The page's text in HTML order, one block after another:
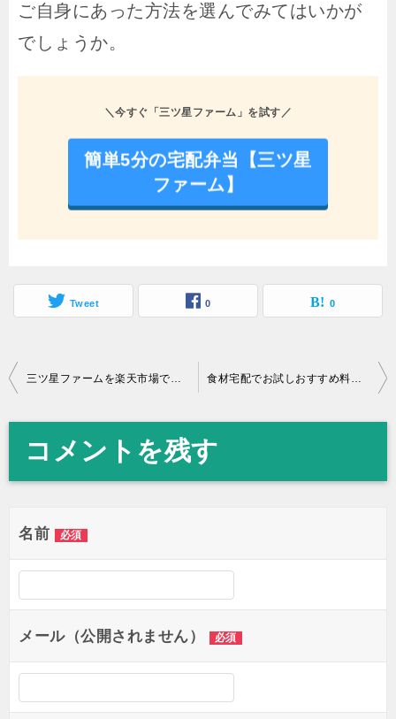
ご自身にあった方法を選んでみてはいかが
でしょうか。
＼今すぐ「三ツ星ファーム」を試す／
簡単5分の宅配弁当【三ツ星
ファーム】
Tweet 0 0
投
稿
ナ
ビ
ゲ
ー
ン
三ツ星ファームを楽天市場で安く買う方法!公式よりお得か徹底比較! 食材宅配でお試しおすすめ料理セット7社比較！値段や美味しいのか画像付きで解説！
コメントを残す
名前 必須
メール（公開されません） 必須